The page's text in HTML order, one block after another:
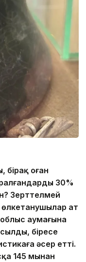
бірақ оған
30%
Зерттелмей
ат
облыс аумағына
біресе
әсер етті.
145 мыңнан